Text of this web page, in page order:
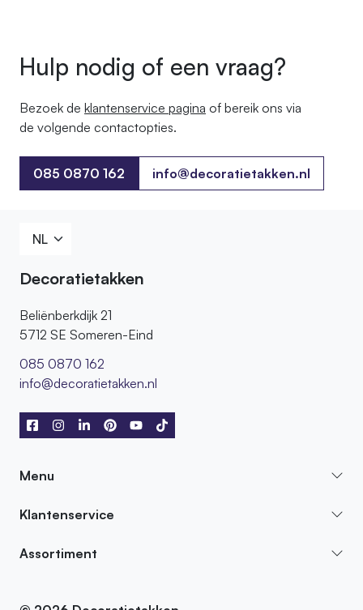
Hulp nodig of een vraag?
Bezoek de klantenservice pagina of bereik ons ​​via
de volgende contactopties.
085 0870 162
085 0870 162
info@decoratietakken.nl
Decoratietakken
Beliënberkdijk 21
5712 SE Someren-Eind
085 0870 162
info@decoratietakken.nl
Menu
Klantenservice
Assortiment